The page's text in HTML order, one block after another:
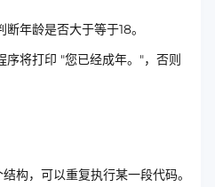
年龄是否大于等于18。
序将打印 "您已经成年。"，否则
构，可以重复执行某一段代码。